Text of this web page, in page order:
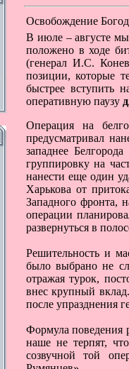
Освобождение
В июле – августе мы
положено в ходе
(генерал И.С.
позиции, которые
быстрее вступить
оперативную паузу
Операция на
предусматривал
западнее
группировку на
нанести еще один
Харькова от
Западного фронта,
операции
развернуться в
Решительность и
было выбрано не
отражая турок,
внес крупный
после упразднения
Формула поведения
наше не терпят,
созвучной той